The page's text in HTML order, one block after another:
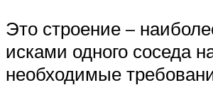
Это строение –
исками одного соседа
необходимые